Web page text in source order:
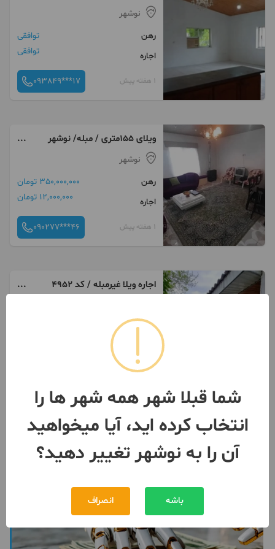
نوشهرنوشهر
رهن
توافقی
اجاره
توافقی
1 هفته پیش 093849***17
ویلای ۱۵۵متری / مبله/ نوشهر
هلستاننوشهر
رهن
350,000,000 تومان
اجاره
12,000,000 تومان
1 هفته پیش 090277***46
اجاره ویلا غیرمبله / کد ۴۹۵۲
رهن
شما قبلا شهر همه شهر ها را
انتخاب کرده اید، آیا میخواهید
آن را به نوشهر تغییر دهید؟
باشه انصراف